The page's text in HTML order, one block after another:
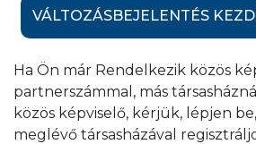
VÁLTOZÁSBEJELENTÉS
Ha Ön már Rendelkezik közös
partnerszámmal, más
közös képviselő, kérjük, lépjen
meglévő társasházával